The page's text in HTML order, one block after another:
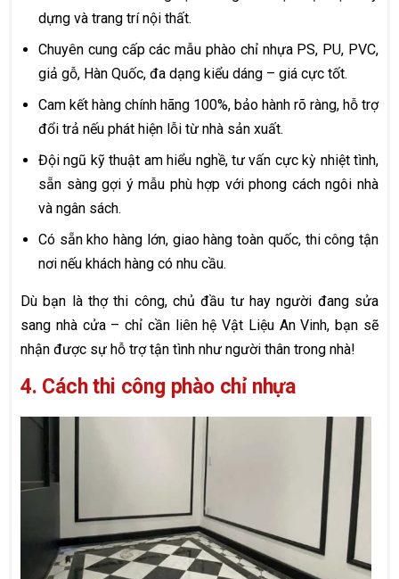
dựng và trang trí nội thất.
Chuyên cung cấp các mẫu phào chỉ nhựa PS, PU, PVC,
giả gỗ, Hàn Quốc, đa dạng kiểu dáng – giá cực tốt.
Cam kết hàng chính hãng 100%, bảo hành rõ ràng, hỗ trợ
đổi trả nếu phát hiện lỗi từ nhà sản xuất.
Đội ngũ kỹ thuật am hiểu nghề, tư vấn cực kỳ nhiệt tình,
sẵn sàng gợi ý mẫu phù hợp với phong cách ngôi nhà
và ngân sách.
Có sẵn kho hàng lớn, giao hàng toàn quốc, thi công tận
nơi nếu khách hàng có nhu cầu.
Dù bạn là thợ thi công, chủ đầu tư hay người đang sửa
sang nhà cửa – chỉ cần liên hệ Vật Liệu An Vinh, bạn sẽ
nhận được sự hỗ trợ tận tình như người thân trong nhà!
4. Cách thi công phào chỉ nhựa